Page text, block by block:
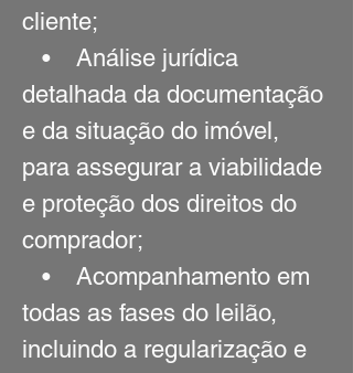
cliente;
• Análise jurídica
detalhada da documentação
e da situação do imóvel,
para assegurar a viabilidade
e proteção dos direitos do
comprador;
• Acompanhamento em
todas as fases do leilão,
incluindo a regularização e